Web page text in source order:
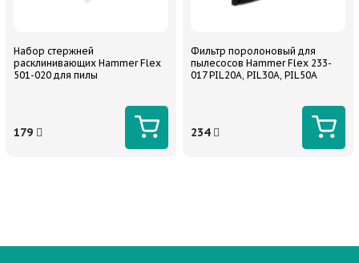
Набор стержней
расклинивающих Hammer Flex
501-020 для пилы
179
Фильтр поролоновый для
пылесосов Hammer Flex 233-
017 PIL20A, PIL30A, PIL50A
234